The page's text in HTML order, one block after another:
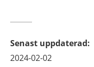
Senast uppdaterad:
2024-02-02